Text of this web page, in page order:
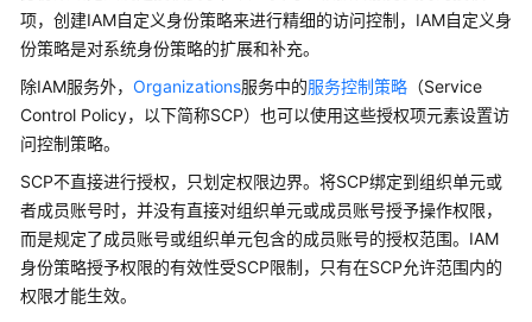
品
介
计
费
说
明
快
速
入
项，创建IAM自定义身份策略来进行精细的访问控制，IAM自定义身
份策略是对系统身份策略的扩展和补充。
除IAM服务外， Organizations服务中的服务控制策略 （Service
Control Policy，以下简称SCP）也可以使用这些授权项元素设置访
问控制策略。
SCP不直接进行授权，只划定权限边界。将SCP绑定到组织单元或
者成员账号时，并没有直接对组织单元或成员账号授予操作权限，
而是规定了成员账号或组织单元包含的成员账号的授权范围。IAM
身份策略授予权限的有效性受SCP限制，只有在SCP允许范围内的
权限才能生效。